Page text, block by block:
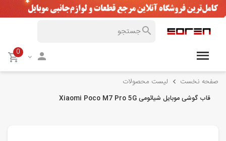
0
صفحه نخست لیست محصولات
قاب گوشی موبایل شیائومی Xiaomi Poco M7 Pro 5G